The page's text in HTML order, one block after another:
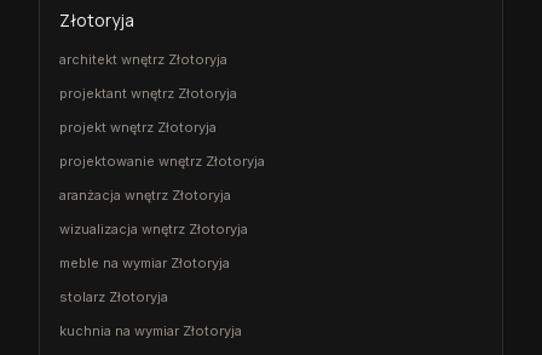
Złotoryja
architekt wnętrz Złotoryja
projektant wnętrz Złotoryja
projekt wnętrz Złotoryja
projektowanie wnętrz Złotoryja
aranżacja wnętrz Złotoryja
wizualizacja wnętrz Złotoryja
meble na wymiar Złotoryja
stolarz Złotoryja
kuchnia na wymiar Złotoryja